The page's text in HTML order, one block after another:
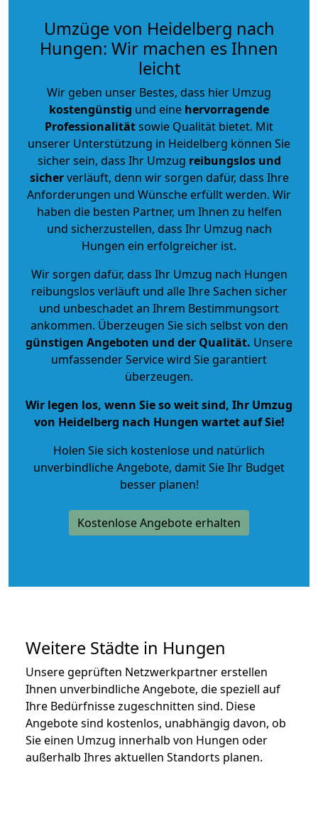
Umzüge von Heidelberg nach
Hungen: Wir machen es Ihnen
leicht
Wir geben unser Bestes, dass hier Umzug
kostengünstig und eine hervorragende
Professionalitätsowie Qualität bietet. Mit
unserer Unterstützung in Heidelberg können Sie
sicher sein, dass Ihr Umzug reibungslos und
sicherverläuft, denn wir sorgen dafür, dass Ihre
Anforderungen und Wünsche erfüllt werden. Wir
haben die besten Partner, um Ihnen zu helfen
und sicherzustellen, dass Ihr Umzug nach
Hungen ein erfolgreicher ist.
Wir sorgen dafür, dass Ihr Umzug nach Hungen
reibungslos verläuft und alle Ihre Sachen sicher
und unbeschadet an Ihrem Bestimmungsort
ankommen. Überzeugen Sie sich selbst von den
günstigen Angeboten und der Qualität. Unsere
umfassender Service wird Sie garantiert
überzeugen.
Wir legen los, wenn Sie so weit sind, Ihr Umzug
von Heidelberg nach Hungen wartet auf Sie!
Holen Sie sich kostenlose und natürlich
unverbindliche Angebote, damit Sie Ihr Budget
besser planen!
Kostenlose Angebote erhalten
Weitere Städte in Hungen
Unsere geprüften Netzwerkpartner erstellen
Ihnen unverbindliche Angebote, die speziell auf
Ihre Bedürfnisse zugeschnitten sind. Diese
Angebote sind kostenlos, unabhängig davon, ob
Sie einen Umzug innerhalb von Hungen oder
außerhalb Ihres aktuellen Standorts planen.